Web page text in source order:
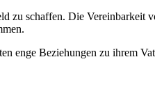
schaffen. Die Vereinbarkeit
Beziehungen zu ihrem